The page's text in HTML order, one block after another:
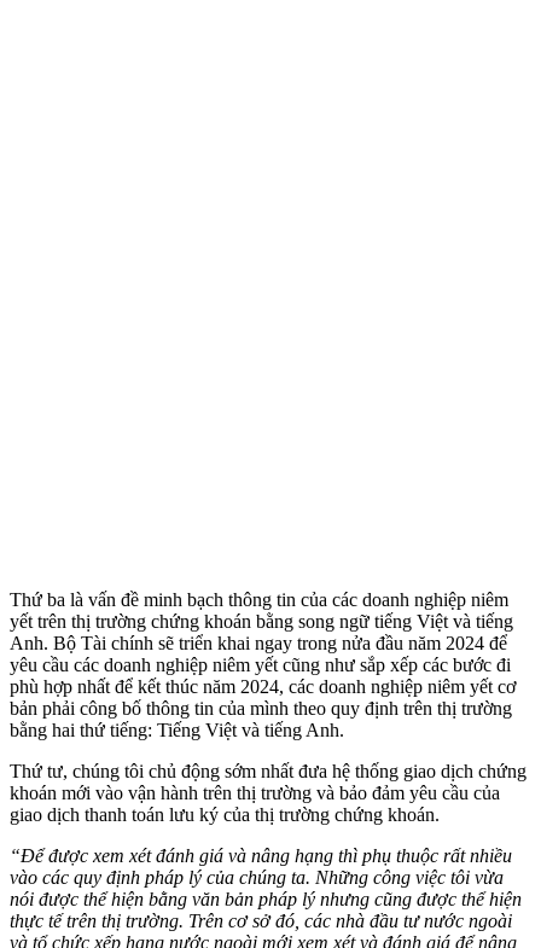
Thứ ba là vấn đề minh bạch thông tin của các doanh nghiệp niêm
yết trên thị trường chứng khoán bằng song ngữ tiếng Việt và tiếng
Anh. Bộ Tài chính sẽ triển khai ngay trong nửa đầu năm 2024 để
yêu cầu các doanh nghiệp niêm yết cũng như sắp xếp các bước đi
phù hợp nhất để kết thúc năm 2024, các doanh nghiệp niêm yết cơ
bản phải công bố thông tin của mình theo quy định trên thị trường
bằng hai thứ tiếng: Tiếng Việt và tiếng Anh.
Thứ tư, chúng tôi chủ động sớm nhất đưa hệ thống giao dịch chứng
khoán mới vào vận hành trên thị trường và bảo đảm yêu cầu của
giao dịch thanh toán lưu ký của thị trường chứng khoán.
“Để được xem xét đánh giá và nâng hạng thì phụ thuộc rất nhiều
vào các quy định pháp lý của chúng ta. Những công việc tôi vừa
nói được thể hiện bằng văn bản pháp lý nhưng cũng được thể hiện
thực tế trên thị trường. Trên cơ sở đó, các nhà đầu tư nước ngoài
và tổ chức xếp hạng nước ngoài mới xem xét và đánh giá để nâng